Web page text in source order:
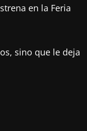
en la Feria
sino que le deja